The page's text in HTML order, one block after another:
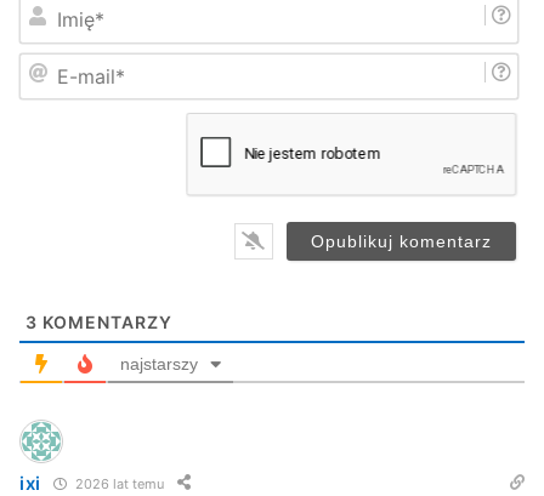
i
m
3 KOMENTARZY
najstarszy
ixi 2026 lat temu